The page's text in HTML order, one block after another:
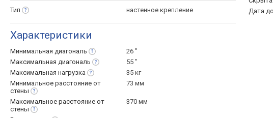
Тип настенное крепление
Характеристики
Минимальная диагональ
26 "
Максимальная диагональ
55 "
Максимальная нагрузка
35 кг
Минимальное расстояние от
стены
73 мм
Максимальное расстояние от
стены
370 мм
Дата